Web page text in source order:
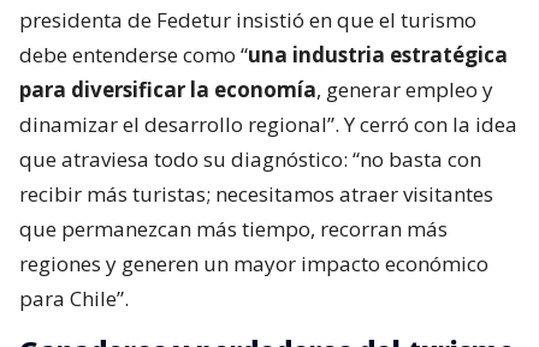
presidenta de Fedetur insistió en que el turismo
debe entenderse como “una industria estratégica
para diversificar la economía, generar empleo y
dinamizar el desarrollo regional”. Y cerró con la idea
que atraviesa todo su diagnóstico: “no basta con
recibir más turistas; necesitamos atraer visitantes
que permanezcan más tiempo, recorran más
regiones y generen un mayor impacto económico
para Chile”.